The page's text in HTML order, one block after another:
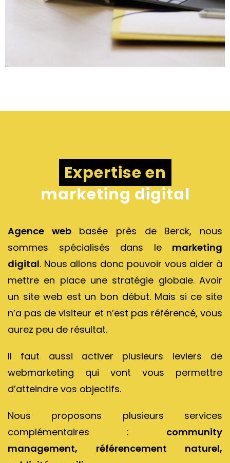
Expertise en
marketing digital
Agence webbasée près de Berck, nous
sommes spécialisés dans le marketing
digital. Nous allons donc pouvoir vous aider à
mettre en place une stratégie globale. Avoir
un site web est un bon début. Mais si ce site
n’a pas de visiteur et n’est pas référencé, vous
aurez peu de résultat.
Il faut aussi activer plusieurs leviers de
webmarketing qui vont vous permettre
d’atteindre vos objectifs.
Nous proposons plusieurs services
complémentaires : community
management, référencement naturel,